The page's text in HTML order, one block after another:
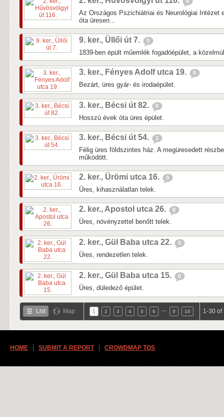
Az Országos Pszichiátriai és Neurológiai Intézet
óta üresen...
9. ker., Üllői út 7. 0
1839-ben épült műemlék fogadóépület, a
3. ker., Fényes Adolf utca 19. 0
Bezárt, üres gyár- és irodaépület.
3. ker., Bécsi út 82. 0
Hosszú évek óta üres épület.
3. ker., Bécsi út 54. 1
Félig üres földszintes ház. A megüresedett
működött.
2. ker., Ürömi utca 16. 0
Üres, kihasználatlan telek.
2. ker., Apostol utca 26. 0
Üres, növényzettel benőtt telek.
2. ker., Gül Baba utca 22. 0
Üres, rendezetlen telek.
2. ker., Gül Baba utca 15. 0
Üres, düledező épület.
List Map 1 2 3 4 5 6 9 10 1-30 of
HOME SUBMIT A REPORT CROWDMAP TOS